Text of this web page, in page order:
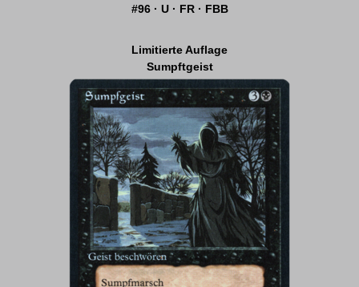
#96 · U · FR · FBB
Limitierte Auflage
Sumpftgeist